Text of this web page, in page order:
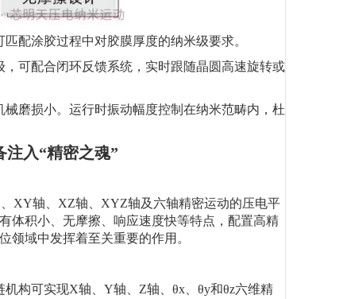
配涂胶过程中对胶膜厚度的纳米级要求。
可配合闭环反馈系统，实时跟随晶圆高速旋转或
磨损小。运行时振动幅度控制在纳米范畴内，杜
入“精密之魂”
XY轴、XZ轴、XYZ轴及六轴精密运动的压电平
体积小、无摩擦、响应速度快等特点，配置高精
领域中发挥着至关重要的作用。
构可实现X轴、Y轴、Z轴、θx、θy和θz六维精